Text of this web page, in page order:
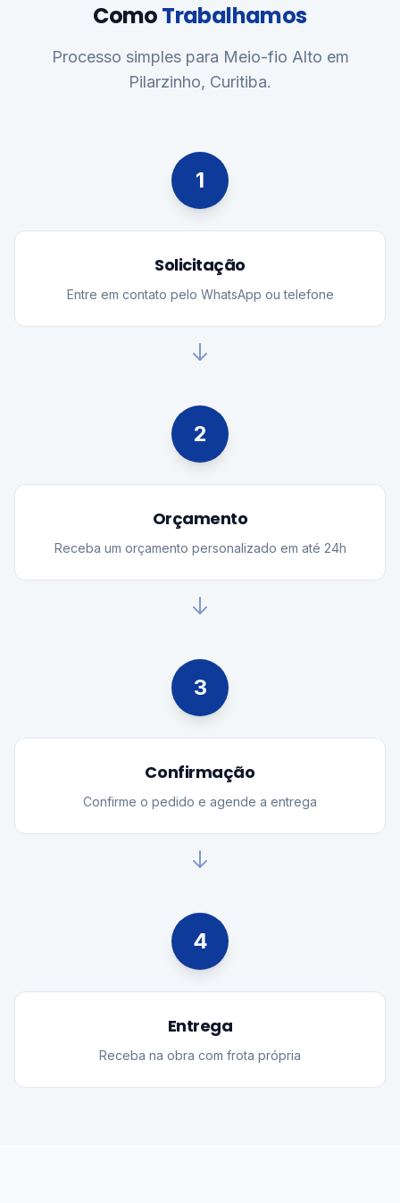
ComoTrabalhamos
Processo simples para Meio-fio Alto em
Pilarzinho, Curitiba.
1
Solicitação
Entre em contato pelo WhatsApp ou telefone
2
Orçamento
Receba um orçamento personalizado em até 24h
3
Confirmação
Confirme o pedido e agende a entrega
4
Entrega
Receba na obra com frota própria